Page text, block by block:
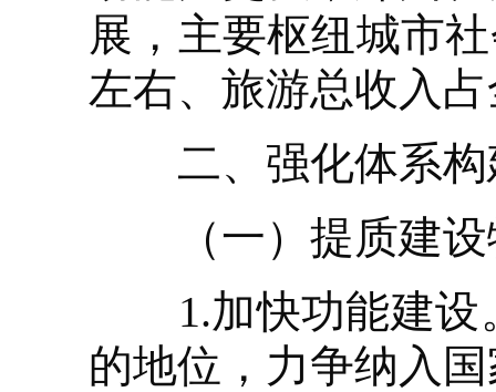
展，主要枢纽城市
左右、旅游总收入
二、强化体系构
（一）提质建设
1.加快功能建设
的地位，力争纳入